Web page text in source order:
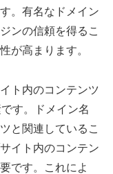
。有名なドメイン
ンの信頼を得るこ
が高まります。
ト内のコンテンツ
す。ドメイン名
と関連しているこ
イト内のコンテン
です。これによ